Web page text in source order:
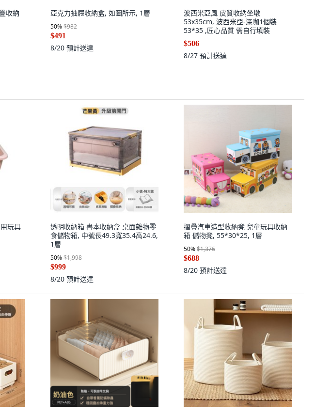
收納
亞克力抽屜收納盒, 如圖所示, 1層
50%$982
$491
8/20 預計送達
波西米亞風 皮質收納坐墩
53x35cm, 波西米亞-深咖1個裝
53*35 ,匠心品質 需自行填裝
$506
8/27 預計送達
玩具
透明收納箱 書本收納盒 桌面雜物零
食儲物箱, 中號長49.3寬35.4高24.6,
1層
50%$1,998
$999
8/20 預計送達
摺疊汽車造型收納凳 兒童玩具收納
箱 儲物凳, 55*30*25, 1層
50%$1,376
$688
8/20 預計送達